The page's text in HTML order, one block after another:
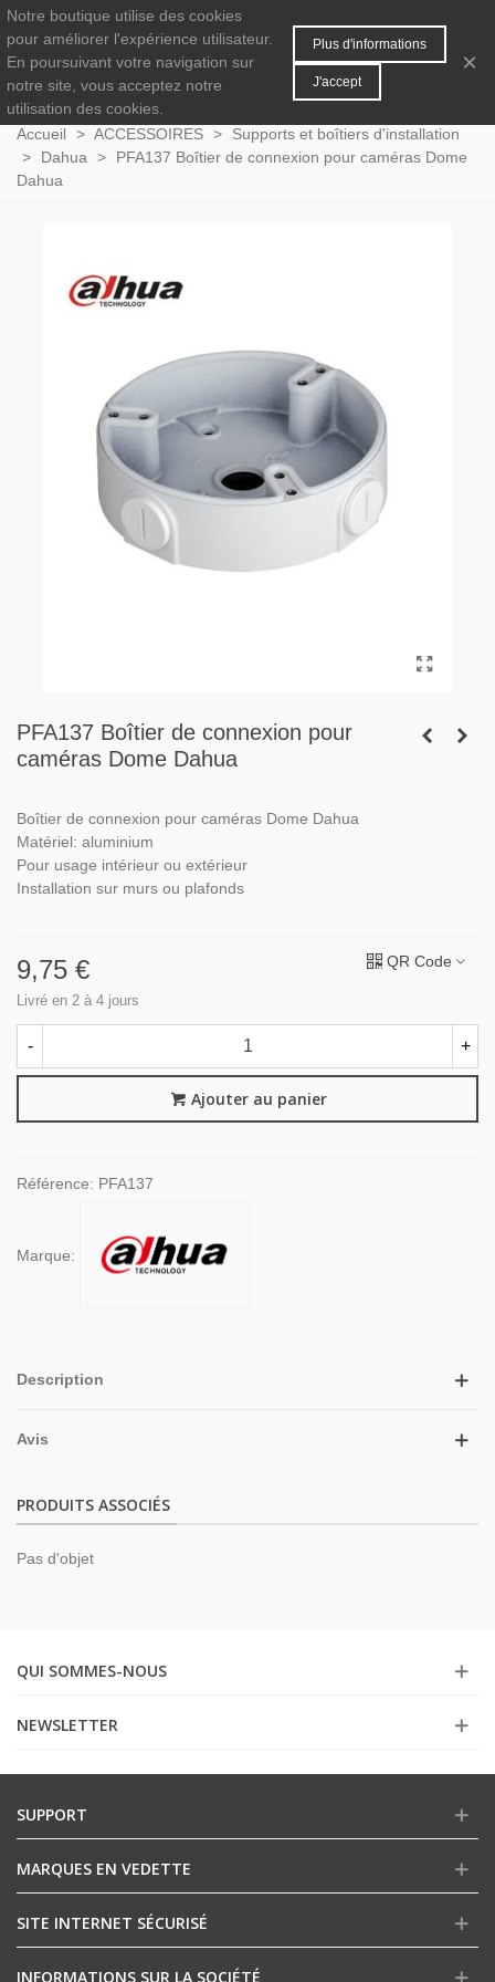
0 MENU
Accueil > ACCESSOIRES >
Supports et boîtiers d'installation
>
Dahua >
PFA137 Boîtier de connexion pour caméras Dome
Dahua
PFA137 Boîtier de connexion pour
caméras Dome Dahua
Boîtier de connexion pour caméras Dome Dahua
Matériel: aluminium
Pour usage intérieur ou extérieur
Installation sur murs ou plafonds
9,75 €
Livré en 2 à 4 jours
QR Code
- +
Ajouter au panier
Référence: PFA137
Marque:
Description
Avis
PRODUITS ASSOCIÉS
Pas d'objet
QUI SOMMES-NOUS
NEWSLETTER
SUPPORT
MARQUES EN VEDETTE
SITE INTERNET SÉCURISÉ
INFORMATIONS SUR LA SOCIÉTÉ
Notre boutique utilise des cookies
pour améliorer l'expérience utilisateur.
En poursuivant votre navigation sur
notre site, vous acceptez notre
utilisation des cookies.
Plus d'informations
J'accept
×